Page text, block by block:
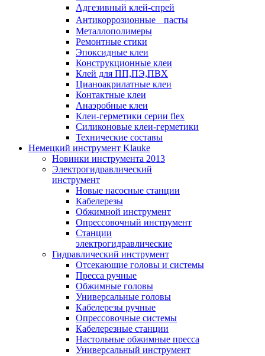
Адгезивный клей-спрей
Антикоррозионные пасты
Металлополимеры
Ремонтные стики
Эпоксидные клеи
Конструкционные клеи
Клей для ПП,ПЭ,ПВХ
Цианоакрилатные клеи
Контактные клеи
Анаэробные клеи
Клеи-герметики серии flex
Силиконовые клеи-герметики
Технические составы
Немецкий инструмент Klauke
Новинки инструмента 2013
Электрогидравлический
инструмент
Новые насосные станции
Кабелерезы
Обжимной инструмент
Опрессовочный инструмент
Станции
электрогидравлические
Гидравлический инструмент
Отсекающие головы и системы
Пресса ручные
Обжимные головы
Универсальные головы
Кабелерезы ручные
Опрессовочные системы
Кабелерезные станции
Настольные обжимные пресса
Универсальный инструмент